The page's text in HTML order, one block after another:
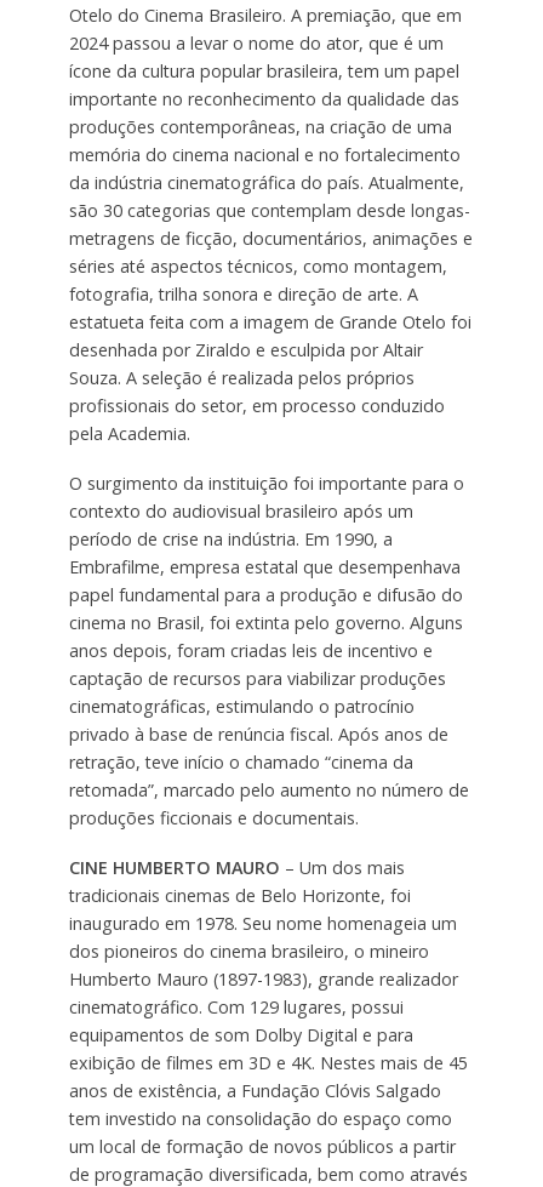
Otelo do Cinema Brasileiro. A premiação, que em
2024 passou a levar o nome do ator, que é um
ícone da cultura popular brasileira, tem um papel
importante no reconhecimento da qualidade das
produções contemporâneas, na criação de uma
memória do cinema nacional e no fortalecimento
da indústria cinematográfica do país. Atualmente,
são 30 categorias que contemplam desde longas-
metragens de ficção, documentários, animações e
séries até aspectos técnicos, como montagem,
fotografia, trilha sonora e direção de arte. A
estatueta feita com a imagem de Grande Otelo foi
desenhada por Ziraldo e esculpida por Altair
Souza. A seleção é realizada pelos próprios
profissionais do setor, em processo conduzido
pela Academia.
O surgimento da instituição foi importante para o
contexto do audiovisual brasileiro após um
período de crise na indústria. Em 1990, a
Embrafilme, empresa estatal que desempenhava
papel fundamental para a produção e difusão do
cinema no Brasil, foi extinta pelo governo. Alguns
anos depois, foram criadas leis de incentivo e
captação de recursos para viabilizar produções
cinematográficas, estimulando o patrocínio
privado à base de renúncia fiscal. Após anos de
retração, teve início o chamado “cinema da
retomada”, marcado pelo aumento no número de
produções ficcionais e documentais.
CINE HUMBERTO MAURO – Um dos mais
tradicionais cinemas de Belo Horizonte, foi
inaugurado em 1978. Seu nome homenageia um
dos pioneiros do cinema brasileiro, o mineiro
Humberto Mauro (1897-1983), grande realizador
cinematográfico. Com 129 lugares, possui
equipamentos de som Dolby Digital e para
exibição de filmes em 3D e 4K. Nestes mais de 45
anos de existência, a Fundação Clóvis Salgado
tem investido na consolidação do espaço como
um local de formação de novos públicos a partir
de programação diversificada, bem como através